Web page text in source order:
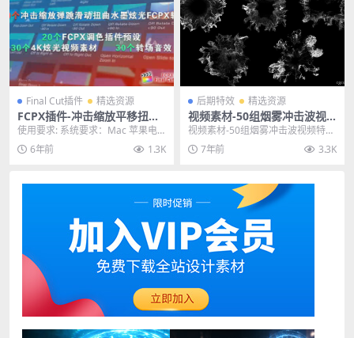
Final Cut插件 精选资源
FCPX插件-冲击缩放平移扭曲
滑动水墨炫光转场插件+音效
素材 350个
使用要求: 系统要求：Mac 苹果电
脑系统 （Win 系统电脑请勿购买）
软件要...
6年前 1.3K
后期特效 精选资源
视频素材-50组烟雾冲击波视
频特效素材合集包
视频素材-50组烟雾冲击波视频特效
素材合集包 主题授权提示：请在后
台主题设置-主...
7年前 3.3K